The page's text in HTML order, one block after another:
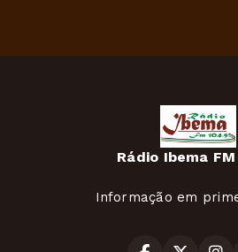
Rádio Ibema
Informação em